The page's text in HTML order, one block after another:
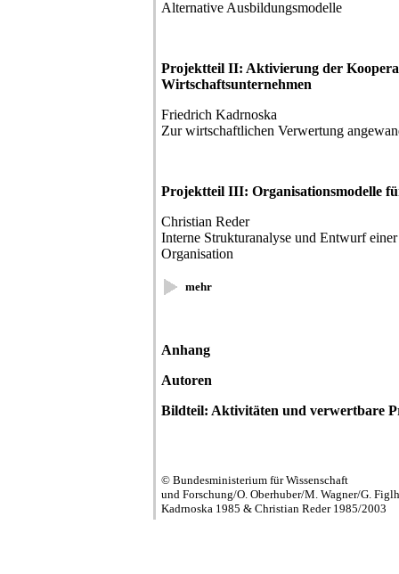
Alternative Ausbildungsmodelle
Projektteil II: Aktivierung der
Wirtschaftsunternehmen
Friedrich Kadrnoska
Zur wirtschaftlichen Verwertung
Projektteil III: Organisationsmodelle
Christian Reder
Interne Strukturanalyse und Entwurf
Organisation
mehr
Anhang
Autoren
Bildteil: Aktivitäten und verwertbare
© Bundesministerium für Wissenschaft
und Forschung/O. Oberhuber/M. Wagner/G.
Kadrnoska 1985 & Christian Reder 1985/2003